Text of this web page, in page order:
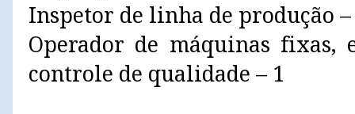
Inspetor de linha de produção –
Operador de máquinas fixas,
controle de qualidade – 1